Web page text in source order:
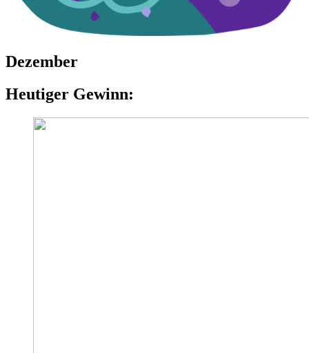
Dezember
Heutiger Gewinn: